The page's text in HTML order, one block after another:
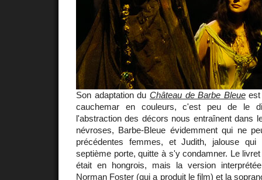
Son adaptation du Château de Barbe Bleueest
cauchemar en couleurs, c'est peu de le
l'abstraction des décors nous entraînent dans
névroses, Barbe-Bleue évidemment qui ne
précédentes femmes, et Judith, jalouse
septième porte, quitte à s'y condamner. Le
était en hongrois, mais la version
Norman Foster (qui a produit le film) et la